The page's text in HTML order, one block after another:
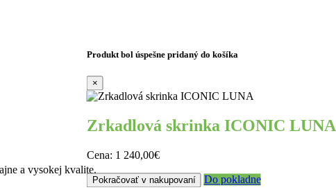
a vysokej kvalite.
Produkt bol úspešne pridaný do košíka
×
Zrkadlová skrinka ICONIC LUNA
Cena: 1 240,00€
Pokračovať v nakupovaní Do pokladne